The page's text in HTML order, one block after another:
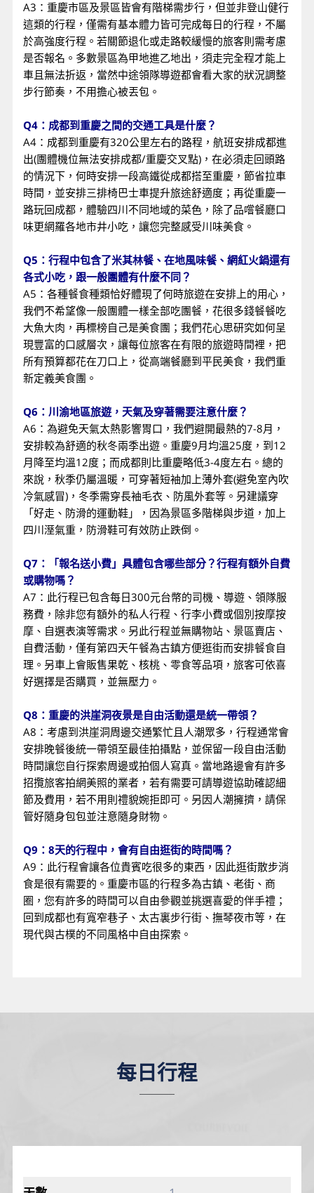
A3：重慶市區及景區皆會有階梯需步行，但並非登山健行
這類的行程，僅需有基本體力皆可完成每日的行程，不屬
於高強度行程。若關節退化或走路較緩慢的旅客則需考慮
是否報名。多數景區為甲地進乙地出，須走完全程才能上
車且無法折返，當然中途領隊導遊都會看大家的狀況調整
步行節奏，不用擔心被丟包。
Q4：成都到重慶之間的交通工具是什麼？
A4：成都到重慶有320公里左右的路程，航班安排成都進
出(團體機位無法安排成都/重慶交叉點)，在必須走回頭路
的情況下，何時安排一段高鐵從成都搭至重慶，節省拉車
時間，並安排三排椅巴士車提升旅途舒適度；再從重慶一
路玩回成都，體驗四川不同地域的菜色，除了品嚐餐廳口
味更網羅各地市井小吃，讓您完整感受川味美食。
Q5：行程中包含了米其林餐、在地風味餐、網紅火鍋還有
各式小吃，跟一般團體有什麼不同？
A5：各種餐食種類恰好體現了何時旅遊在安排上的用心，
我們不希望像一般團體一樣全部吃團餐，花很多錢餐餐吃
大魚大肉，再標榜自己是美食團；我們花心思研究如何呈
現豐富的口感層次，讓每位旅客在有限的旅遊時間裡，把
所有預算都花在刀口上，從高端餐廳到平民美食，我們重
新定義美食團。
Q6：川渝地區旅遊，天氣及穿著需要注意什麼？
A6：為避免天氣太熱影響胃口，我們避開最熱的7-8月，
安排較為舒適的秋冬兩季出遊。重慶9月均溫25度，到12
月降至均溫12度；而成都則比重慶略低3-4度左右。總的
來說，秋季仍屬溫暖，可穿著短袖加上薄外套(避免室內吹
冷氣感冒)，冬季需穿長袖毛衣、防風外套等。另建議穿
「好走、防滑的運動鞋」，因為景區多階梯與步道，加上
四川溼氣重，防滑鞋可有效防止跌倒。
Q7：「報名送小費」具體包含哪些部分？行程有額外自費
或購物嗎？
A7：此行程已包含每日300元台幣的司機、導遊、領隊服
務費，除非您有額外的私人行程、行李小費或個別按摩按
摩、自選表演等需求。另此行程並無購物站、景區賣店、
自費活動，僅有第四天午餐為古鎮方便逛街而安排餐食自
理。另車上會販售果乾、核桃、零食等品項，旅客可依喜
好選擇是否購買，並無壓力。
Q8：重慶的洪崖洞夜景是自由活動還是統一帶領？
A8：考慮到洪崖洞周邊交通繁忙且人潮眾多，行程通常會
安排晚餐後統一帶領至最佳拍攝點，並保留一段自由活動
時間讓您自行探索周邊或拍個人寫真。當地路邊會有許多
招攬旅客拍網美照的業者，若有需要可請導遊協助確認細
節及費用，若不用則禮貌婉拒即可。另因人潮擁擠，請保
管好隨身包包並注意隨身財物。
Q9：8天的行程中，會有自由逛街的時間嗎？
A9：此行程會讓各位貴賓吃很多的東西，因此逛街散步消
食是很有需要的。重慶市區的行程多為古鎮、老街、商
圈，您有許多的時間可以自由參觀並挑選喜愛的伴手禮；
回到成都也有寬窄巷子、太古裏步行街、撫琴夜市等，在
現代與古樸的不同風格中自由探索。
每日行程